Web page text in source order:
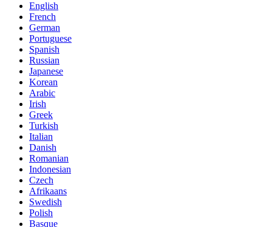
English
French
German
Portuguese
Spanish
Russian
Japanese
Korean
Arabic
Irish
Greek
Turkish
Italian
Danish
Romanian
Indonesian
Czech
Afrikaans
Swedish
Polish
Basque